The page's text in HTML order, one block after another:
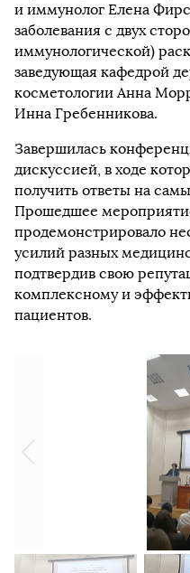
и иммунолог Елена
заболевания с двух
иммунологической)
заведующая кафедрой
косметологии Анна
Инна Гребенникова.
Завершилась
дискуссией, в ходе
получить ответы на
Прошедшее
продемонстрировало
усилий разных
подтвердив свою
комплексному и
пациентов.